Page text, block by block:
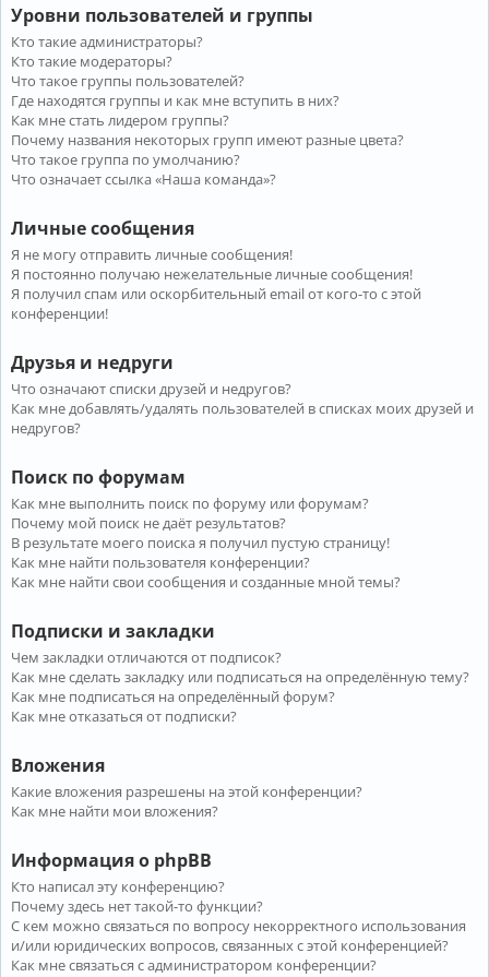
Уровни пользователей и группы
Кто такие администраторы?
Кто такие модераторы?
Что такое группы пользователей?
Где находятся группы и как мне вступить в них?
Как мне стать лидером группы?
Почему названия некоторых групп имеют разные цвета?
Что такое группа по умолчанию?
Что означает ссылка «Наша команда»?
Личные сообщения
Я не могу отправить личные сообщения!
Я постоянно получаю нежелательные личные сообщения!
Я получил спам или оскорбительный email от кого-то с этой
конференции!
Друзья и недруги
Что означают списки друзей и недругов?
Как мне добавлять/удалять пользователей в списках моих друзей и
недругов?
Поиск по форумам
Как мне выполнить поиск по форуму или форумам?
Почему мой поиск не даёт результатов?
В результате моего поиска я получил пустую страницу!
Как мне найти пользователя конференции?
Как мне найти свои сообщения и созданные мной темы?
Подписки и закладки
Чем закладки отличаются от подписок?
Как мне сделать закладку или подписаться на определённую тему?
Как мне подписаться на определённый форум?
Как мне отказаться от подписки?
Вложения
Какие вложения разрешены на этой конференции?
Как мне найти мои вложения?
Информация о phpBB
Кто написал эту конференцию?
Почему здесь нет такой-то функции?
С кем можно связаться по вопросу некорректного использования
и/или юридических вопросов, связанных с этой конференцией?
Как мне связаться с администратором конференции?